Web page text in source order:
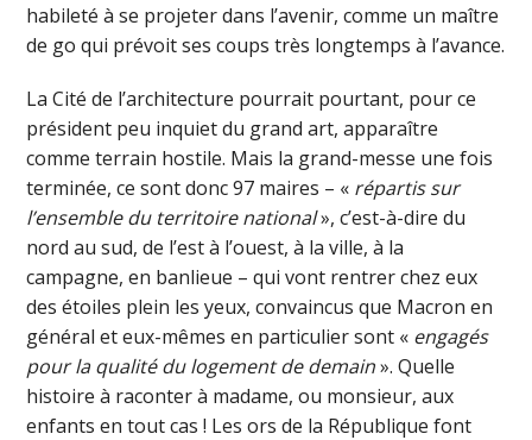
habileté à se projeter dans l’avenir, comme un maître
de go qui prévoit ses coups très longtemps à l’avance.
La Cité de l’architecture pourrait pourtant, pour ce
président peu inquiet du grand art, apparaître
comme terrain hostile. Mais la grand-messe une fois
terminée, ce sont donc 97 maires – « répartis sur
l’ensemble du territoire national», c’est-à-dire du
nord au sud, de l’est à l’ouest, à la ville, à la
campagne, en banlieue – qui vont rentrer chez eux
des étoiles plein les yeux, convaincus que Macron en
général et eux-mêmes en particulier sont « engagés
pour la qualité du logement de demain». Quelle
histoire à raconter à madame, ou monsieur, aux
enfants en tout cas ! Les ors de la République font